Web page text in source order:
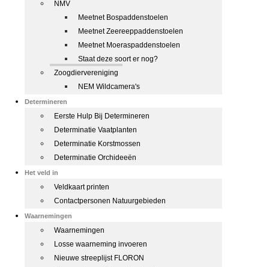
NMV
Meetnet Bospaddenstoelen
Meetnet Zeereeppaddenstoelen
Meetnet Moeraspaddenstoelen
Staat deze soort er nog?
Zoogdiervereniging
NEM Wildcamera's
Determineren
Eerste Hulp Bij Determineren
Determinatie Vaatplanten
Determinatie Korstmossen
Determinatie Orchideeën
Het veld in
Veldkaart printen
Contactpersonen Natuurgebieden
Waarnemingen
Waarnemingen
Losse waarneming invoeren
Nieuwe streeplijst FLORON